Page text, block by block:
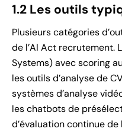
1.2 Les outils
Plusieurs catégories
de l’AI Act recrutement.
Systems) avec scoring
les outils d’analyse de
systèmes d’analyse
les chatbots de
d’évaluation continue